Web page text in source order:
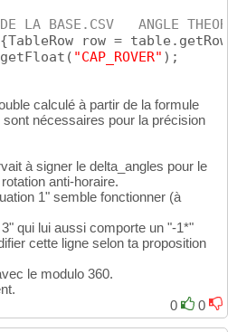
LA BASE.CSV   ANGLE
{TableRow row = table.getRow
( "CAP_ROVER" ) ;
calculé à partir de la formule
nécessaires pour la précision
à signer le delta_angles pour le
anti-horaire.
1" semble fonctionner (à
qui lui aussi comporte un "-1*"
cette ligne selon ta proposition
le modulo 360.
0
0